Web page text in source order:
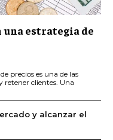
una estrategia de
precios es una de las
retener clientes. Una
y alcanzar el